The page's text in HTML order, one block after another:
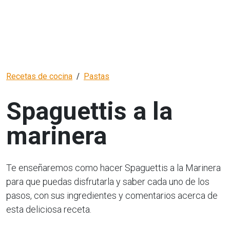
Recetas de cocina Pastas
Spaguettis a la
marinera
Te enseñaremos como hacer Spaguettis a la Marinera
para que puedas disfrutarla y saber cada uno de los
pasos, con sus ingredientes y comentarios acerca de
esta deliciosa receta.